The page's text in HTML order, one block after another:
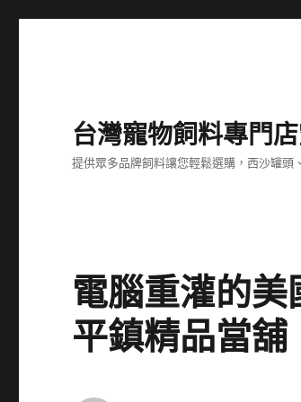
台灣寵物飼料專門
提供眾多品牌飼料讓您輕鬆選購，西沙罐頭
電腦重灌的
平鎮精品當舖